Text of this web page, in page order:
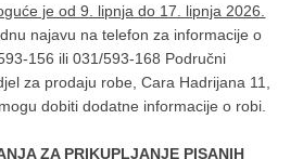
je od 9. lipnja do 17. lipnja 2026.
najavu na telefon za informacije o
156 ili 031/593-168 Područni
za prodaju robe, Cara Hadrijana 11,
dobiti dodatne informacije o robi.
ZA PRIKUPLJANJE PISANIH